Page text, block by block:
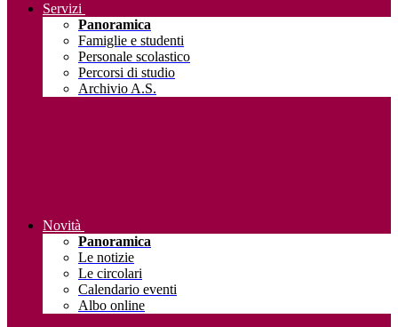
Servizi
Panoramica
Famiglie e studenti
Personale scolastico
Percorsi di studio
Archivio A.S.
Novità
Panoramica
Le notizie
Le circolari
Calendario eventi
Albo online